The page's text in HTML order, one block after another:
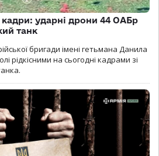
кадри: ударні дрони 44 ОАБр
танк
бригади імені гетьмана Данила
рідкісними на сьогодні кадрами зі